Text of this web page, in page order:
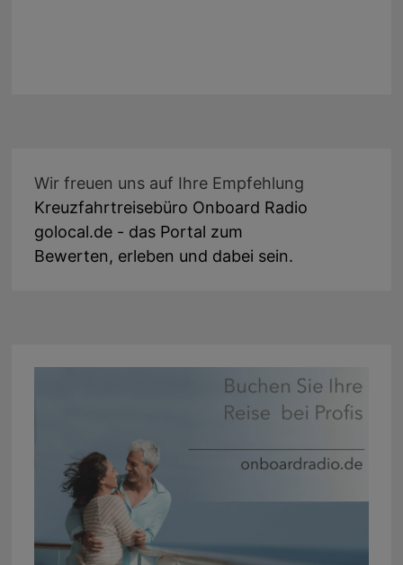
Wir freuen uns auf Ihre Empfehlung
Kreuzfahrtreisebüro Onboard Radio
golocal.de - das Portal zum
Bewerten, erleben und dabei sein.